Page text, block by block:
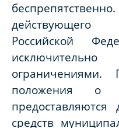
действующего
Российской
положения о
средств